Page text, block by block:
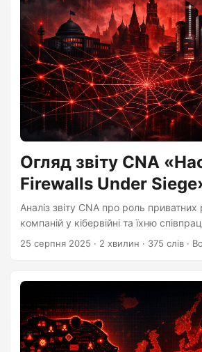
Огляд звіту CNA
Firewalls Under
Аналіз звіту CNA про роль приватних
компаній у кібервійні та їхню
після 2022 року.
25 серпня 2025 · 2 хвилин · 375 слів ·